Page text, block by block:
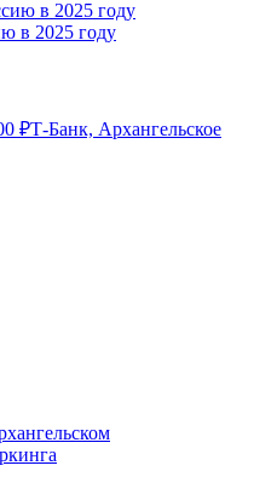
в 2025 году
₽Т-Банк, Архангельское